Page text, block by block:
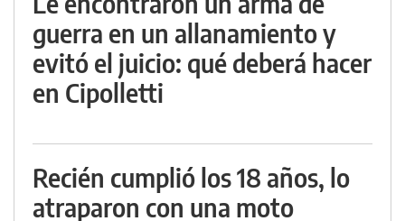
guerra en un allanamiento y
evitó el juicio: qué deberá hacer
en Cipolletti
Recién cumplió los 18 años, lo
atraparon con una moto